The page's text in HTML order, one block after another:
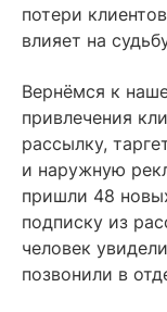
потери
влияет на
Вернёмся к
привлечения
рассылку,
и наружную
пришли 48
подписку из
человек
позвонили в